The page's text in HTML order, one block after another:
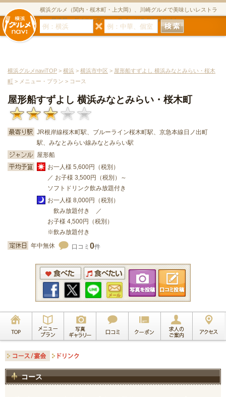
横浜グルメ（関内・桜木町・上大岡）、川崎グルメで美味しいレストラ
ン・居酒屋・ダイニングバー・スイーツのグルメサイト
横浜グルメnaviTOP > 横浜 > 横浜市中区 > 屋形船すずよし 横浜みなとみらい・桜木
町 > メニュー・プラン > コース
屋形船すずよし 横浜みなとみらい・桜木町
JR根岸線桜木町駅、ブルーライン桜木町駅、京急本線日ノ出町
駅、みなとみらい線みなとみらい駅
屋形船
お一人様 5,600円（税別）
／ お子様 3,500円（税別）～
ソフトドリンク飲み放題付き
お一人様 8,000円（税別）
飲み放題付き ／
お子様 4,500円（税別）
※飲み放題付き
年中無休
口コミ 0件
コース